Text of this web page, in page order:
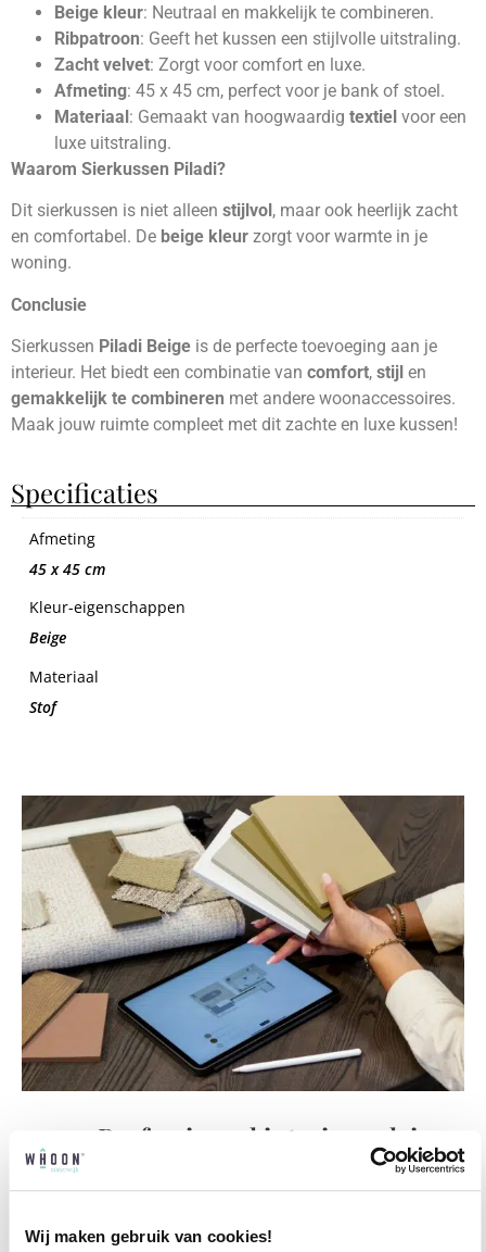
Wij maken gebruik van cookies!
Beige kleur: Neutraal en makkelijk te combineren.
Ribpatroon: Geeft het kussen een stijlvolle uitstraling.
Zacht velvet: Zorgt voor comfort en luxe.
Afmeting: 45 x 45 cm, perfect voor je bank of stoel.
Materiaal: Gemaakt van hoogwaardig textiel voor een
luxe uitstraling.
Waarom Sierkussen Piladi?
Dit sierkussen is niet alleen stijlvol , maar ook heerlijk zacht
en comfortabel. De beige kleur zorgt voor warmte in je
woning.
Conclusie
Sierkussen Piladi Beige is de perfecte toevoeging aan je
interieur. Het biedt een combinatie van comfort, stijl en
gemakkelijk te combineren met andere woonaccessoires.
Maak jouw ruimte compleet met dit zachte en luxe kussen!
Specificaties
Afmeting
45 x 45 cm
Kleur-eigenschappen
Beige
Materiaal
Stof
Professioneel interieuradvies
Onze professionele interieurstylisten creeëren
passend interieuradvies.